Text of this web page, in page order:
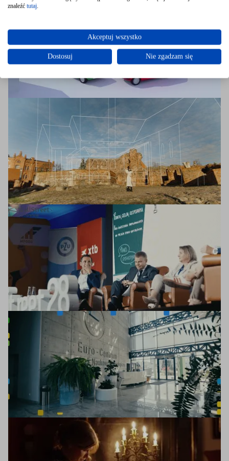
znaleźć tutaj.
Akceptuj wszystko
Dostosuj Nie zgadzam się